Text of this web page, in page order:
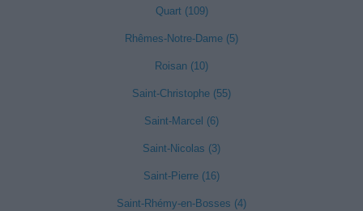
Quart (109)
Rhêmes-Notre-Dame (5)
Roisan (10)
Saint-Christophe (55)
Saint-Marcel (6)
Saint-Nicolas (3)
Saint-Pierre (16)
Saint-Rhémy-en-Bosses (4)